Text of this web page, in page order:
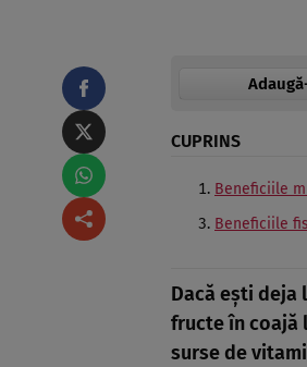
CUPRINS
Beneficiile
Beneficiile
Dacă eşti deja
fructe în coajă
surse de